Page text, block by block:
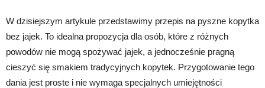
W dzisiejszym artykule przedstawimy przepis na pyszne kopytka
bez jajek. To idealna propozycja dla osób, które z różnych
powodów nie mogą spożywać jajek, a jednocześnie pragną
cieszyć się smakiem tradycyjnych kopytek. Przygotowanie tego
dania jest proste i nie wymaga specjalnych umiejętności